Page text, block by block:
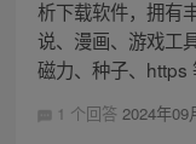
析下载软件，拥有
说、漫画、游戏工
磁力、种子、https
1 个回答 2024年09